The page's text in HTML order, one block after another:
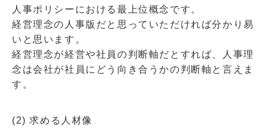
人事ポリシーにおける最上位概念です。
経営理念の人事版だと思っていただければ分かり易
いと思います。
経営理念が経営や社員の判断軸だとすれば、人事理
念は会社が社員にどう向き合うかの判断軸と言えま
す。
(2) 求める人材像